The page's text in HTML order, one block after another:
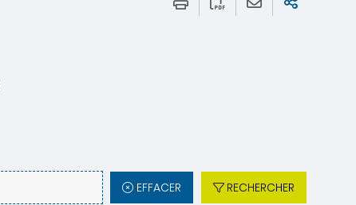
EFFACER RECHERCHER